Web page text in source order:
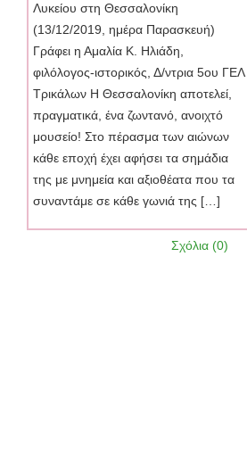
Λυκείου στη Θεσσαλονίκη
(13/12/2019, ημέρα Παρασκευή)
Γράφει η Αμαλία Κ. Ηλιάδη,
φιλόλογος-ιστορικός, Δ/ντρια 5ου ΓΕΛ
Τρικάλων Η Θεσσαλονίκη αποτελεί,
πραγματικά, ένα ζωντανό, ανοιχτό
μουσείο! Στο πέρασμα των αιώνων
κάθε εποχή έχει αφήσει τα σημάδια
της με μνημεία και αξιοθέατα που τα
συναντάμε σε κάθε γωνιά της […]
Σχόλια (0)